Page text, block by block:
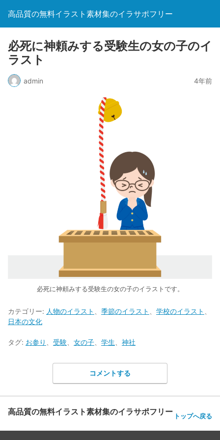
高品質の無料イラスト素材集のイラサポフリー
必死に神頼みする受験生の女の子のイ
ラスト
admin 4年前
必死に神頼みする受験生の女の子のイラストです。
カテゴリー: 人物のイラスト 季節のイラスト 学校のイラスト
日本の文化
タグ: お参り 受験 女の子 学生 神社
コメントする
高品質の無料イラスト素材集のイラサポフリー トップへ戻る